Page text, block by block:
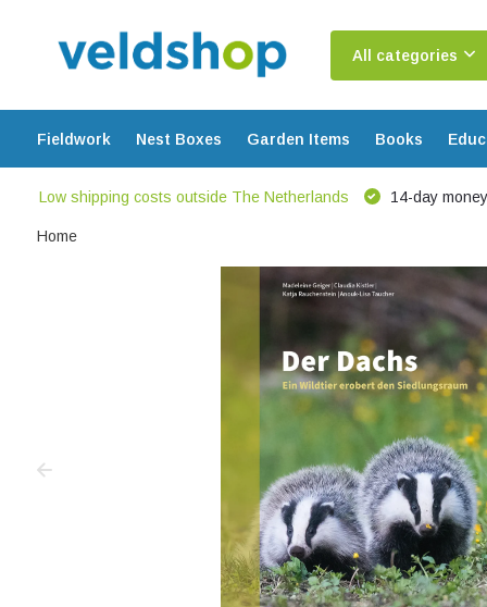
All categories
Fieldwork Nest Boxes Garden Items Books
Low shipping costs outside The Netherlands 14-day
Home